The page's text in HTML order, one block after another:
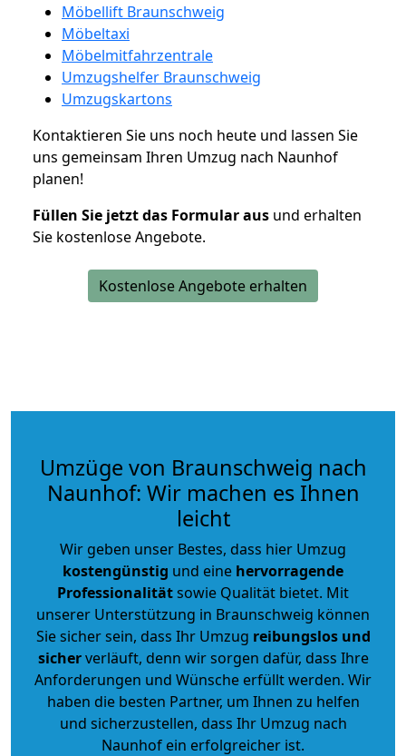
Möbellift Braunschweig
Möbeltaxi
Möbelmitfahrzentrale
Umzugshelfer Braunschweig
Umzugskartons
Kontaktieren Sie uns noch heute und lassen Sie
uns gemeinsam Ihren Umzug nach Naunhof
planen!
Füllen Sie jetzt das Formular aus und erhalten
Sie kostenlose Angebote.
Kostenlose Angebote erhalten
Umzüge von Braunschweig nach
Naunhof: Wir machen es Ihnen
leicht
Wir geben unser Bestes, dass hier Umzug
kostengünstig und eine hervorragende
Professionalitätsowie Qualität bietet. Mit
unserer Unterstützung in Braunschweig können
Sie sicher sein, dass Ihr Umzug reibungslos und
sicherverläuft, denn wir sorgen dafür, dass Ihre
Anforderungen und Wünsche erfüllt werden. Wir
haben die besten Partner, um Ihnen zu helfen
und sicherzustellen, dass Ihr Umzug nach
Naunhof ein erfolgreicher ist.